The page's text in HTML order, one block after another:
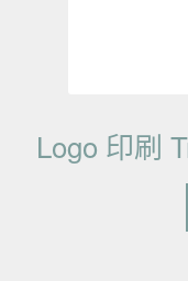
Logo 印刷